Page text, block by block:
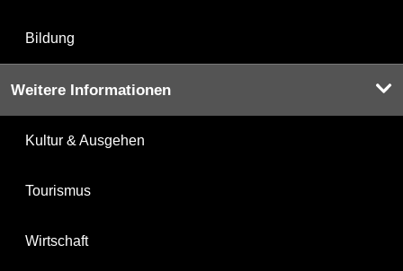
Bildung
Weitere Informationen
Kultur & Ausgehen
Tourismus
Wirtschaft